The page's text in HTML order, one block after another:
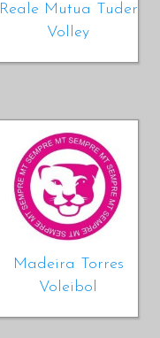
Reale Mutua Tuder
Volley
Madeira Torres
Voleibol